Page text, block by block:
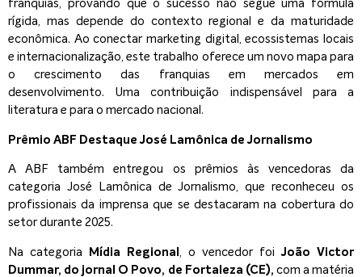
franquias, provando que o sucesso não segue uma fórmula
rígida, mas depende do contexto regional e da maturidade
econômica. Ao conectar marketing digital, ecossistemas locais
e internacionalização, este trabalho oferece um novo mapa para
o crescimento das franquias em mercados em
desenvolvimento. Uma contribuição indispensável para a
literatura e para o mercado nacional.
Prêmio ABF Destaque José Lamônica de Jornalismo
A ABF também entregou os prêmios às vencedoras da
categoria José Lamônica de Jornalismo, que reconheceu os
profissionais da imprensa que se destacaram na cobertura do
setor durante 2025.
Na categoria Mídia Regional , o vencedor foiJoão Victor
Dummar, do jornal O Povo, de Fortaleza (CE), com a matéria